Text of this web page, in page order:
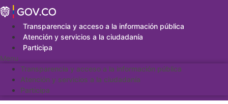
Saltar
al
contenidoTransparencia y acceso a la información pública
Atención y servicios a la ciudadanía
Participa
Menu
Transparencia y acceso a la información pública
Atención y servicios a la ciudadanía
Participa